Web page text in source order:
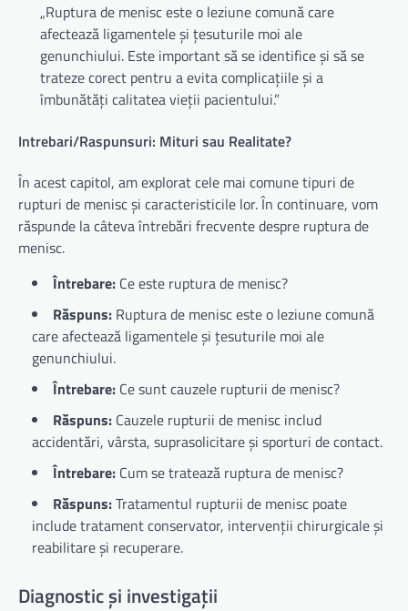
„Ruptura de menisc este o leziune comună care
afectează ligamentele și țesuturile moi ale
genunchiului. Este important să se identifice și să se
trateze corect pentru a evita complicațiile și a
îmbunătăți calitatea vieții pacientului.”
Intrebari/Raspunsuri: Mituri sau Realitate?
În acest capitol, am explorat cele mai comune tipuri de
rupturi de menisc și caracteristicile lor. În continuare, vom
răspunde la câteva întrebări frecvente despre ruptura de
menisc.
Întrebare: Ce este ruptura de menisc?
Răspuns: Ruptura de menisc este o leziune comună
care afectează ligamentele și țesuturile moi ale
genunchiului.
Întrebare: Ce sunt cauzele rupturii de menisc?
Răspuns: Cauzele rupturii de menisc includ
accidentări, vârsta, suprasolicitare și sporturi de contact.
Întrebare: Cum se tratează ruptura de menisc?
Răspuns:Tratamentul rupturii de menisc poate
include tratament conservator, intervenții chirurgicale și
reabilitare și recuperare.
Diagnostic și investigații